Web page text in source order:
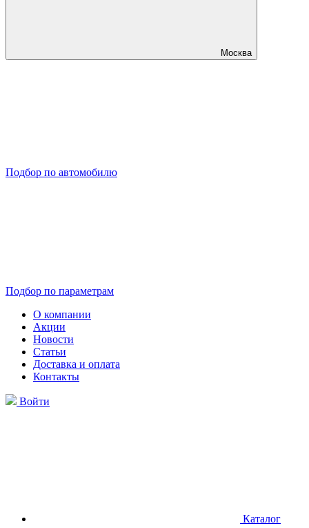
Москва
Подбор по автомобилю
Подбор по параметрам
О компании
Акции
Новости
Статьи
Доставка и оплата
Контакты
Войти
Каталог